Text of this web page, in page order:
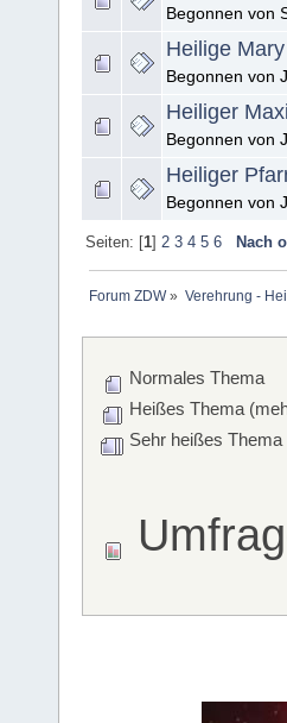
Begonnen von
Heilige
Begonnen von
Heiliger
Begonnen von
Heiliger
Begonnen von
Seiten: [1] 2 3 4 5 6 Nach
Forum ZDW» Verehrung -
Normales Thema
Heißes Thema
Sehr heißes